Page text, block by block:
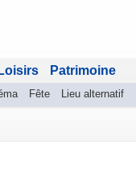
Fête Lieu alternatif
Loisirs Patrimoine